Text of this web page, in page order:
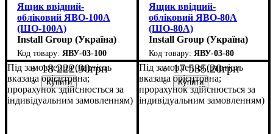
Ящик ввідний-
обліковий ЯВО-100А
(ШО-100А)
Install Group (Україна)
ЯВУ-03-100
18 222.90грн
Ящик ввідний-
обліковий ЯВО-80А
(ШО-80А)
Install Group (Україна)
ЯВУ-03-80
17 535.20грн
Під замовлення (вартість
вказана орієнтовна;
прорахунок здійснюється за
індивідуальним замовленням)
Під замовлення (вартість
вказана орієнтовна;
прорахунок здійснюється за
індивідуальним замовленням)